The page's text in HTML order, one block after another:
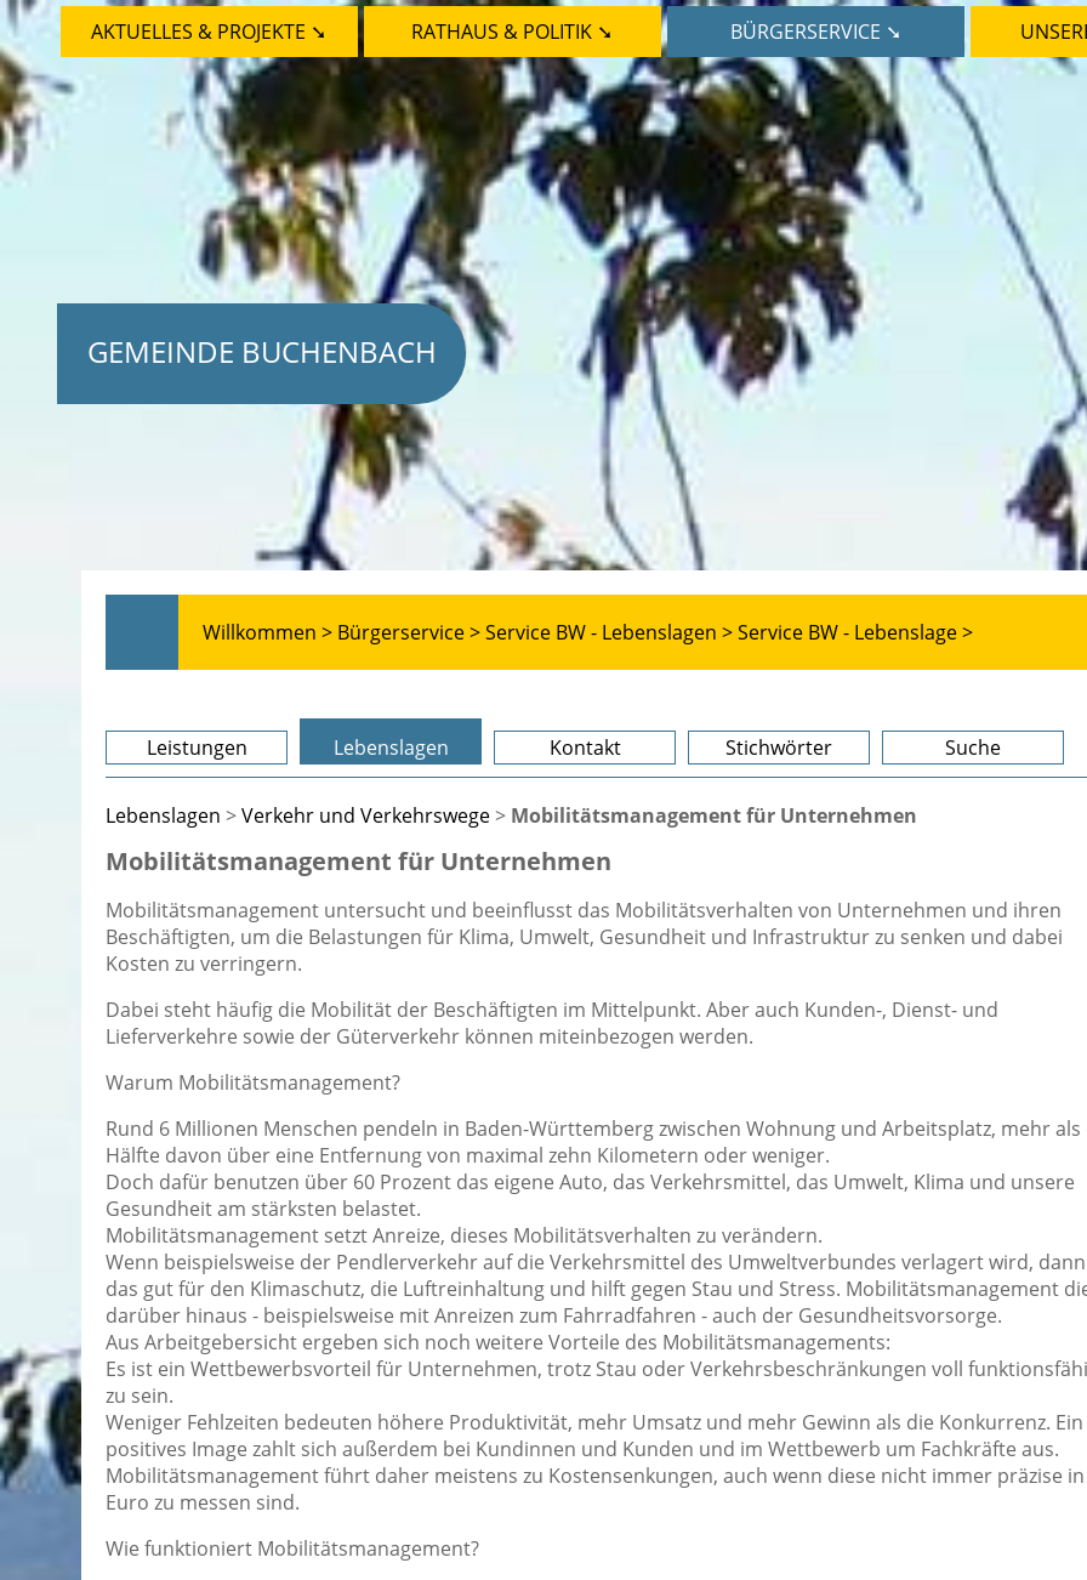
GEMEINDE BUCHENBACH
AKTUELLES & PROJEKTE ➘ RATHAUS & POLITIK ➘ BÜRGERSERVICE ➘
Willkommen > Bürgerservice >Service BW - Lebenslagen >Service BW - Lebenslage >
Leistungen Lebenslagen Kontakt Stichwörter Suche
Lebenslagen >Verkehr und Verkehrswege> Mobilitätsmanagement für Unternehmen
Mobilitätsmanagement für Unternehmen
Mobilitätsmanagement untersucht und beeinflusst das Mobilitätsverhalten von Unternehmen und ihren
Beschäftigten, um die Belastungen für Klima, Umwelt, Gesundheit und Infrastruktur zu senken und dabei
Kosten zu verringern.
Dabei steht häufig die Mobilität der Beschäftigten im Mittelpunkt. Aber auch Kunden-, Dienst- und
Lieferverkehre sowie der Güterverkehr können miteinbezogen werden.
Warum Mobilitätsmanagement?
Rund 6 Millionen Menschen pendeln in Baden-Württemberg zwischen Wohnung und Arbeitsplatz, mehr als
Hälfte davon über eine Entfernung von maximal zehn Kilometern oder weniger.
Doch dafür benutzen über 60 Prozent das eigene Auto, das Verkehrsmittel, das Umwelt, Klima und unsere
Gesundheit am stärksten belastet.
Mobilitätsmanagement setzt Anreize, dieses Mobilitätsverhalten zu verändern.
Wenn beispielsweise der Pendlerverkehr auf die Verkehrsmittel des Umweltverbundes verlagert wird,
das gut für den Klimaschutz, die Luftreinhaltung und hilft gegen Stau und Stress. Mobilitätsmanagement
darüber hinaus - beispielsweise mit Anreizen zum Fahrradfahren - auch der Gesundheitsvorsorge.
Aus Arbeitgebersicht ergeben sich noch weitere Vorteile des Mobilitätsmanagements:
Es ist ein Wettbewerbsvorteil für Unternehmen, trotz Stau oder Verkehrsbeschränkungen voll
zu sein.
Weniger Fehlzeiten bedeuten höhere Produktivität, mehr Umsatz und mehr Gewinn als die Konkurrenz. Ein
positives Image zahlt sich außerdem bei Kundinnen und Kunden und im Wettbewerb um Fachkräfte aus.
Mobilitätsmanagement führt daher meistens zu Kostensenkungen, auch wenn diese nicht immer präzise in
Euro zu messen sind.
Wie funktioniert Mobilitätsmanagement?